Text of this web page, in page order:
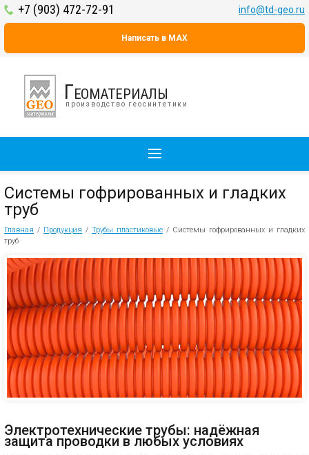
+7 (903) 472-72-91 info@td-geo.ru
Написать в MAX
Геоматериалы
производство геосинтетики
Системы гофрированных и гладких
труб
Главная / Продукция / Трубы пластиковые / Системы гофрированных и гладких
труб
Электротехнические трубы: надёжная
защита проводки в любых условиях